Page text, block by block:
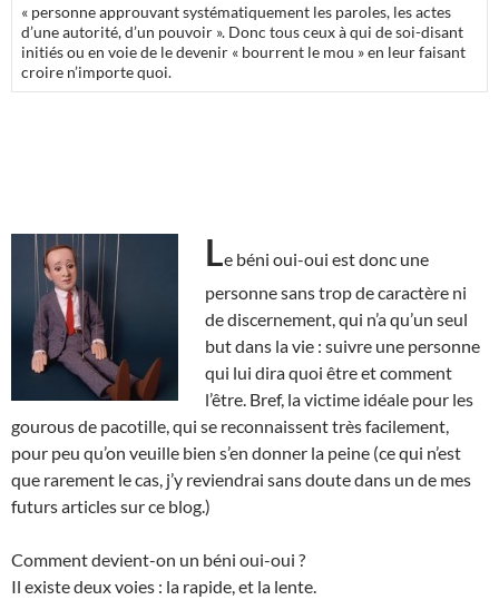
« personne approuvant systématiquement les paroles, les actes
d’une autorité, d’un pouvoir ». Donc tous ceux à qui de soi-disant
initiés ou en voie de le devenir « bourrent le mou » en leur faisant
croire n’importe quoi.
Le béni oui-oui est donc une
personne sans trop de caractère ni
de discernement, qui n’a qu’un seul
but dans la vie : suivre une personne
qui lui dira quoi être et comment
l’être. Bref, la victime idéale pour les
gourous de pacotille, qui se reconnaissent très facilement,
pour peu qu’on veuille bien s’en donner la peine (ce qui n’est
que rarement le cas, j’y reviendrai sans doute dans un de mes
futurs articles sur ce blog.)
Comment devient-on un béni oui-oui ?
Il existe deux voies : la rapide, et la lente.